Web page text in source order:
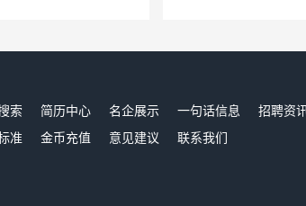
索 简历中心 名企展示 一句话信息 招聘资
准
金币充值 意见建议 联系我们